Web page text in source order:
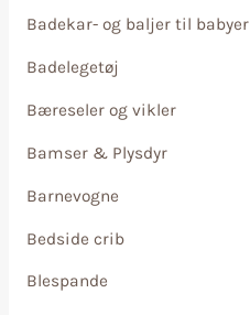
Badekar- og baljer til babyer
Badelegetøj
Bæreseler og vikler
Bamser & Plysdyr
Barnevogne
Bedside crib
Blespande